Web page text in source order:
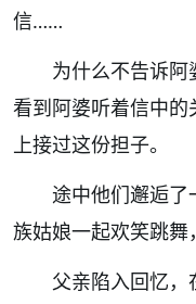
信……
为什么不告诉
看到阿婆听着信中
上接过这份担子。
途中他们邂逅了
族姑娘一起欢笑跳舞
父亲陷入回忆